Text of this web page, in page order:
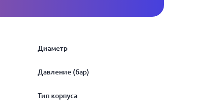
Диаметр
Давление (бар)
Тип корпуса